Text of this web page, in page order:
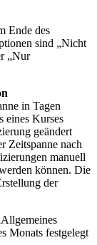
Ende des
sind „Nicht
„Nur
in Tagen
eines Kurses
geändert
Zeitspanne nach
manuell
können. Die
der
Monats festgelegt